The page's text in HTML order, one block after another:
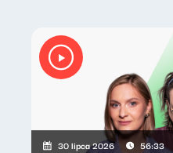
30 lipca 2026 56:33